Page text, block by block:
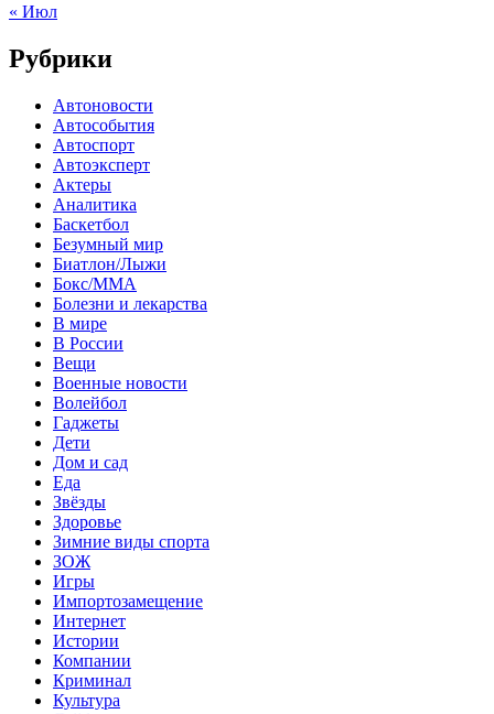
« Июл
Рубрики
Автоновости
Автособытия
Автоспорт
Автоэксперт
Актеры
Аналитика
Баскетбол
Безумный мир
Биатлон/Лыжи
Бокс/MMA
Болезни и лекарства
В мире
В России
Вещи
Военные новости
Волейбол
Гаджеты
Дети
Дом и сад
Еда
Звёзды
Здоровье
Зимние виды спорта
ЗОЖ
Игры
Импортозамещение
Интернет
Истории
Компании
Криминал
Культура